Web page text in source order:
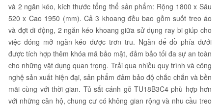
và 2 ngăn kéo, kích thước tổng thể sản phẩm: Rộng 1800 x Sâu
520 x Cao 1950 (mm). Cả 3 khoang đều bao gồm suốt treo áo
và đợt di động, 2 ngăn kéo khoang giữa sử dụng ray bi giúp cho
việc đóng mở ngăn kéo được trơn tru. Ngăn để đồ phía dưới
được tích hợp thêm khóa mã bảo mật, đảm bảo tối đa sự an toàn
cho những vật dụng quan trọng. Trải qua nhiều quy trình và công
nghệ sản xuất hiện đại, sản phẩm đảm bảo độ chắc chắn và bền
mãi cùng với thời gian. Tủ sắt cánh gỗ TU18B3C4 phù hợp hơn
với những căn hộ, chung cư có không gian rộng và nhu cầu treo